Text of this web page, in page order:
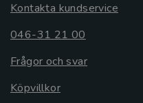
Kontakta kundservice
046-31 21 00
Frågor och svar
Köpvillkor